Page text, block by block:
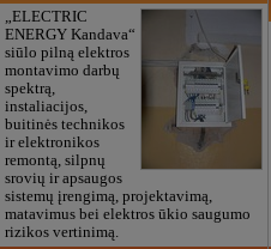
„ELECTRIC
ENERGY Kandava“
siūlo pilną elektros
montavimo darbų
spektrą,
instaliacijos,
buitinės technikos
ir elektronikos
remontą, silpnų
srovių ir apsaugos
sistemų įrengimą, projektavimą,
matavimus bei elektros ūkio saugumo
rizikos vertinimą.